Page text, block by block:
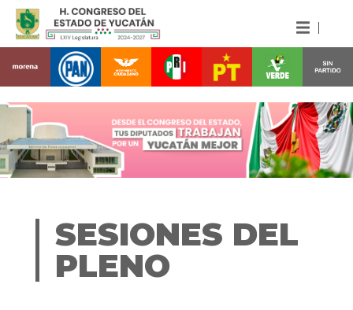
SESIONES DEL
PLENO